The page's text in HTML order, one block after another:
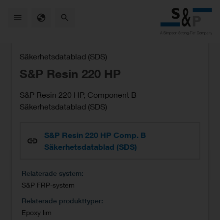
Säkerhetsdatablad (SDS)
S&P Resin 220 HP
S&P Resin 220 HP, Component B
Säkerhetsdatablad (SDS)
S&P Resin 220 HP Comp. B
Säkerhetsdatablad (SDS)
Relaterade system
S&P FRP-system
Relaterade produkttyper
Epoxy lim